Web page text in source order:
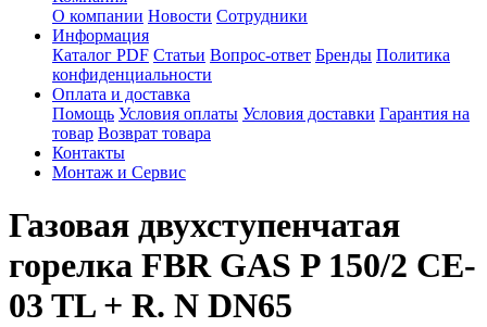
О компании Новости Сотрудники
Информация
Каталог PDF Статьи Вопрос-ответ Бренды Политика
конфиденциальности
Оплата и доставка
Помощь Условия оплаты Условия доставки Гарантия на
товар Возврат товара
Контакты
Монтаж и Сервис
Газовая двухступенчатая
горелка FBR GAS P 150/2 CE-
03 TL + R. N DN65